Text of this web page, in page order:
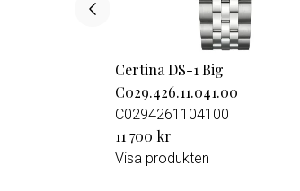
Certina DS-1 Big
C029.426.11.041.00
C0294261104100
11 700 kr
Visa produkten